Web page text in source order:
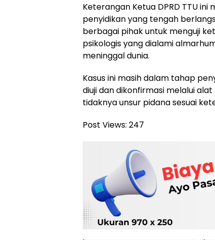
Keterangan Ketua DPRD TTU
penyidikan yang tengah
berbagai pihak untuk menguji
psikologis yang dialami
meninggal dunia.
Kasus ini masih dalam tahap
diuji dan dikonfirmasi melalui
tidaknya unsur pidana sesuai
Post Views: 247